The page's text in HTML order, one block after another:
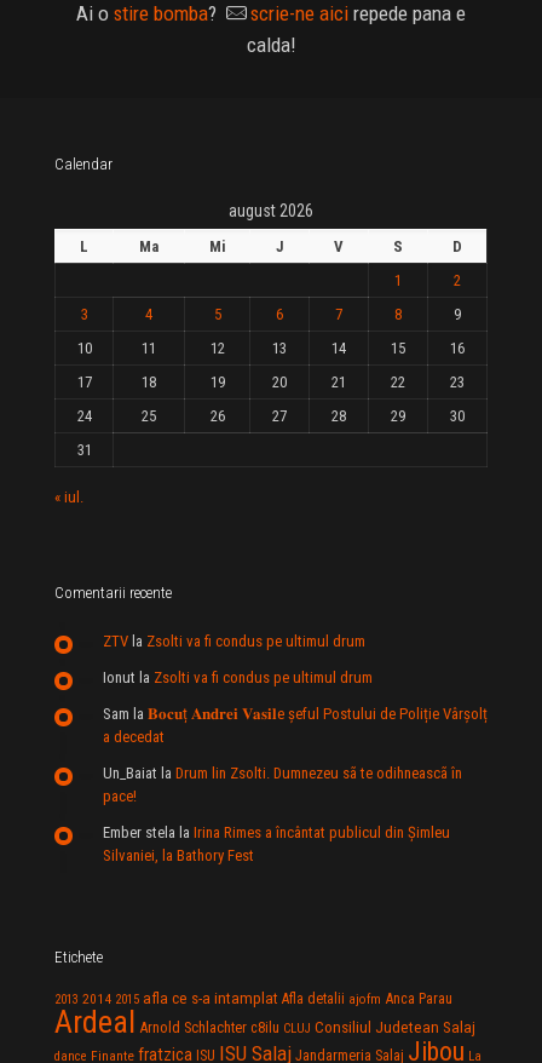
Ai o stire bomba? scrie-ne aici repede pana e
calda!
Calendar
august 2026
L Ma Mi J V S
D
1
2
3
4 5 6 7 8
9
10
11 12 13 14 15
16
17
18 19 20 21 22
23
24
25 26 27 28 29
30
31
« iul.
Comentarii recente
ZTV la Zsolti va fi condus pe ultimul drum
Ionut la Zsolti va fi condus pe ultimul drum
Sam la 𝐁𝐨𝐜𝐮ț 𝐀𝐧𝐝𝐫𝐞𝐢 𝐕𝐚𝐬𝐢𝐥e şeful Postului de Poliție Vârșolț
a decedat
Un_Baiat la Drum lin Zsolti. Dumnezeu sã te odihneascã în
pace!
Ember stela la Irina Rimes a încântat publicul din Şimleu
Silvaniei, la Bathory Fest
Etichete
2013 2014 2015 afla ce s-a intamplat Afla detalii ajofm Anca Parau
Ardeal Arnold Schlachter c8ilu CLUJ Consiliul Judetean Salaj
dance Finante fratzica ISU ISU Salaj Jandarmeria Salaj Jibou La